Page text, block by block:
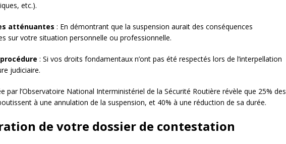
etc.).
atténuantes : En démontrant que la suspension aurait des conséquences
sur votre situation personnelle ou professionnelle.
: Si vos droits fondamentaux n’ont pas été respectés lors de l’interpellation
judiciaire.
par l’Observatoire National Interministériel de la Sécurité Routière révèle que 25% des
à une annulation de la suspension, et 40% à une réduction de sa durée.
de votre dossier de contestation